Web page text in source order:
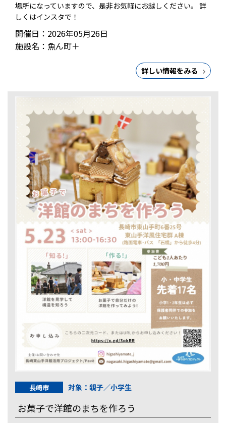
場所になっていますので、是非お気軽にお越しください。 詳
しくはインスタで！
開催日：2026年05月26日
施設名：魚ん町＋
詳しい情報をみる
長崎市 対象：親子／小学生
お菓子で洋館のまちを作ろう